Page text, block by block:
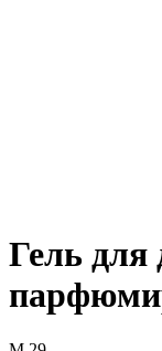
Гель для